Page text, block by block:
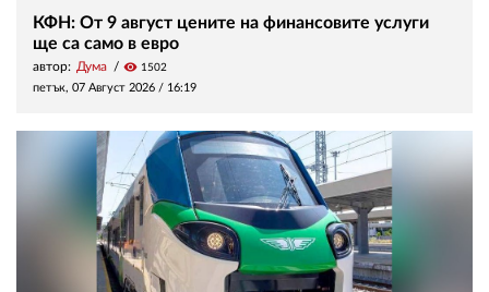
КФН: От 9 август цените на финансовите услуги
ще са само в евро
автор: Дума visibility 1502
петък, 07 Август 2026 / 16:19